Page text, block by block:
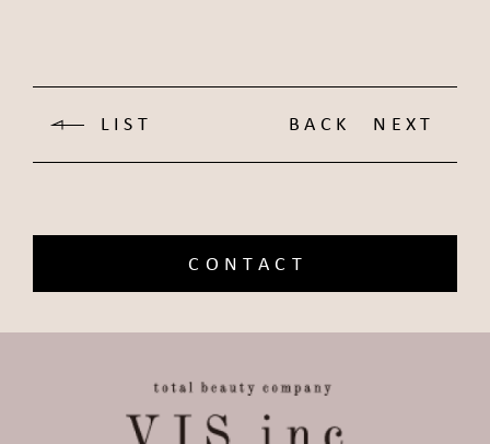
LIST BACK NEXT
CONTACT